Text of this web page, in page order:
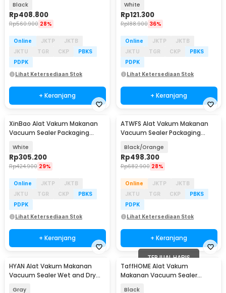
SX-100
Black
Rp408.800
Rp560.900 28%
Online JKTP
JKTB
JKTU
TGR CKP
PBKS
PDPK
Lihat Ketersediaan Stok
+ Keranjang
White
Rp121.300
Rp188.900 36%
Online JKTP
JKTB
JKTU
TGR CKP
PBKS
PDPK
Lihat Ketersediaan Stok
+ Keranjang
XinBao Alat Vakum Makanan
Vacuum Sealer Packaging
White
Rp305.200
Rp424.900 29%
Online JKTP
JKTB
JKTU
TGR CKP
PBKS
PDPK
Lihat Ketersediaan Stok
+ Keranjang
ATWFS Alat Vakum Makanan
Vacuum Sealer Packaging
Black/Orange
Rp498.300
Rp682.900 28%
Online JKTP
JKTB
JKTU
TGR CKP
PBKS
PDPK
Lihat Ketersediaan Stok
+ Keranjang
HYAN Alat Vakum Makanan
Vacuum Sealer Wet and Dry
Gray
TERJUAL HABIS
TaffHOME Alat Vakum
Makanan Vacuum Sealer
Black